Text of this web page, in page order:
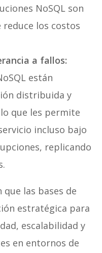
NoSQL son
los costos
a fallos:
están
distribuida y
que les permite
incluso bajo
replicando
las bases de
estratégica para
escalabilidad y
en entornos de